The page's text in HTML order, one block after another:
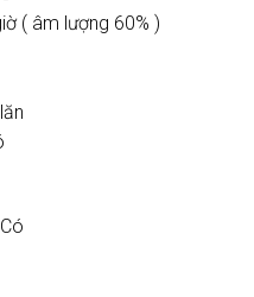
( âm lượng 60% )